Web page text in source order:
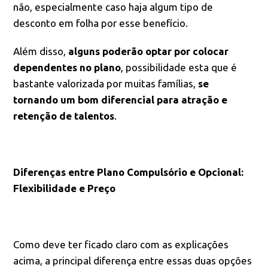
não, especialmente caso haja algum tipo de
desconto em folha por esse benefício.
Além disso, alguns poderão optar por colocar
dependentes no plano , possibilidade esta que é
bastante valorizada por muitas famílias, se
tornando um bom diferencial para atração e
retenção de talentos
Diferenças entre Plano Compulsório e Opcional:
Flexibilidade e Preço
Como deve ter ficado claro com as explicações
acima, a principal diferença entre essas duas opções